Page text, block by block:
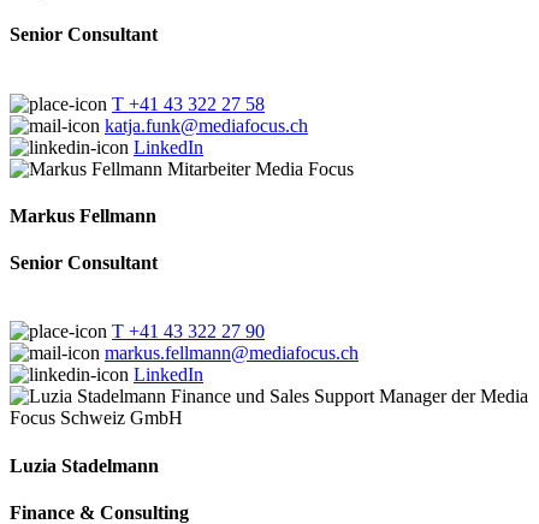
Senior Consultant
T +41 43 322 27 58
katja.funk@mediafocus.ch
LinkedIn
Markus Fellmann
Senior Consultant
T +41 43 322 27 90
markus.fellmann@mediafocus.ch
LinkedIn
Luzia Stadelmann
Finance & Consulting